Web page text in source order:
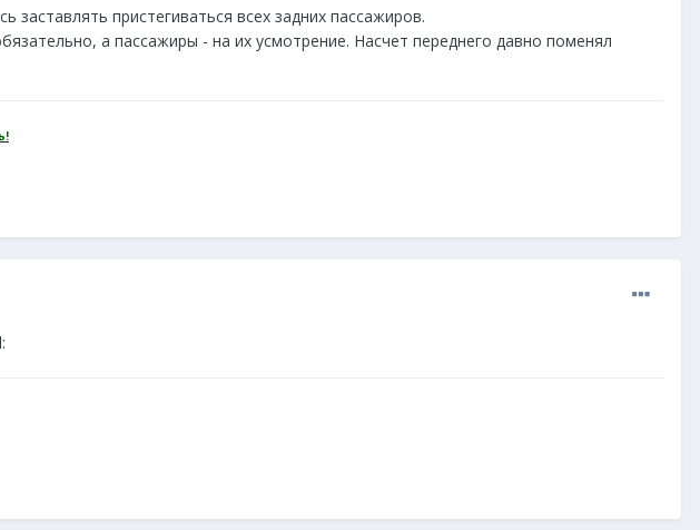
заставлять пристегиваться всех задних пассажиров.
а пассажиры - на их усмотрение. Насчет переднего давно поменял